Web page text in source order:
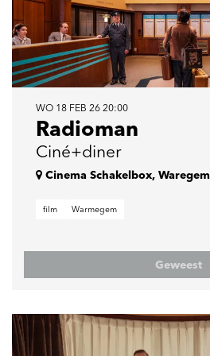
Radioman
Ciné+diner
WO 18 FEB 26 20:00
Cinema Schakelbox, Waregem
film Warmegem
Geweest